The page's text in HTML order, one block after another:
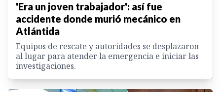
'Era un joven trabajador': así fue
accidente donde murió mecánico en
Atlántida
Equipos de rescate y autoridades se desplazaron
al lugar para atender la emergencia e iniciar las
investigaciones.